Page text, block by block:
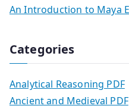
An Introduction to Maya
Categories
Analytical Reasoning PDF
Ancient and Medieval PDF